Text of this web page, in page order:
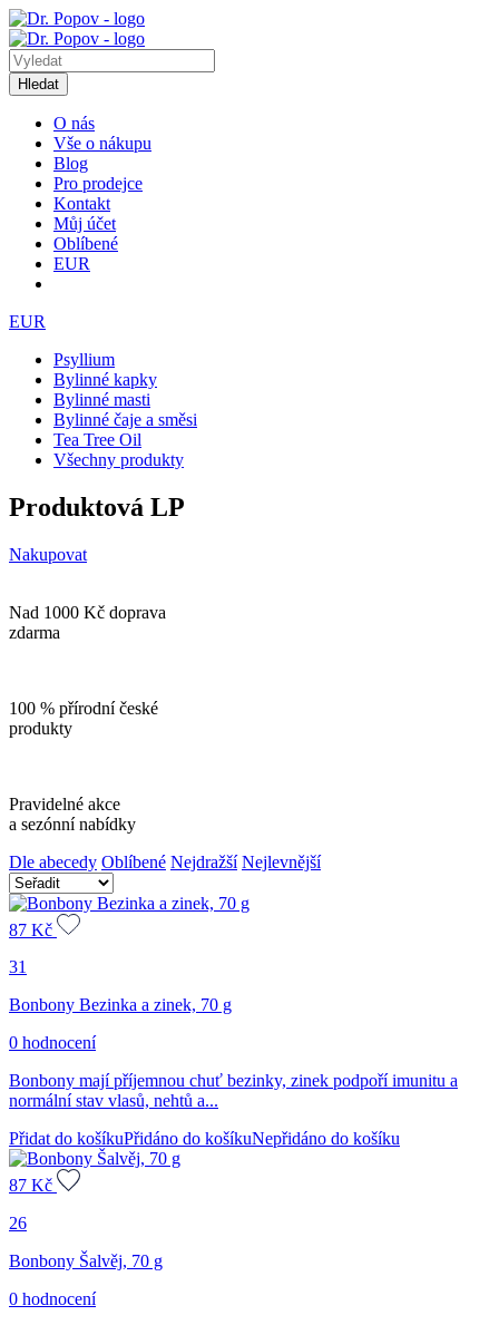
Hledat
O nás
Vše o nákupu
Blog
Pro prodejce
Kontakt
Můj účet
Oblíbené
EUR
EUR
Psyllium
Bylinné kapky
Bylinné masti
Bylinné čaje a směsi
Tea Tree Oil
Všechny produkty
Produktová LP
Nakupovat
Nad 1000 Kč doprava
zdarma
100 % přírodní české
produkty
Pravidelné akce
a sezónní nabídky
Dle abecedy Oblíbené Nejdražší Nejlevnější
87 Kč
31
Bonbony Bezinka a zinek, 70 g
0 hodnocení
Bonbony mají příjemnou chuť bezinky, zinek podpoří imunitu a
normální stav vlasů, nehtů a...
Přidat do košíkuPřidáno do košíkuNepřidáno do košíku
87 Kč
26
Bonbony Šalvěj, 70 g
0 hodnocení